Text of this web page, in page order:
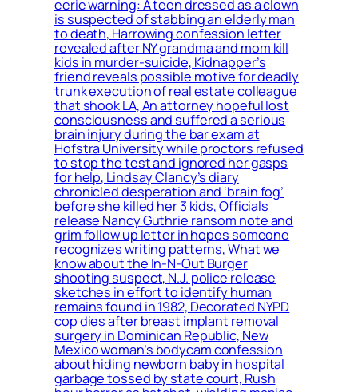
eerie warning: A teen dressed as a clown
is suspected of stabbing an elderly man
to death, Harrowing confession letter
revealed after NY grandma and mom kill
kids in murder-suicide, Kidnapper’s
friend reveals possible motive for deadly
trunk execution of real estate colleague
that shook LA, An attorney hopeful lost
consciousness and suffered a serious
brain injury during the bar exam at
Hofstra University while proctors refused
to stop the test and ignored her gasps
for help, Lindsay Clancy’s diary
chronicled desperation and ‘brain fog’
before she killed her 3 kids, Officials
release Nancy Guthrie ransom note and
grim follow up letter in hopes someone
recognizes writing patterns, What we
know about the In-N-Out Burger
shooting suspect, N.J. police release
sketches in effort to identify human
remains found in 1982, Decorated NYPD
cop dies after breast implant removal
surgery in Dominican Republic, New
Mexico woman’s bodycam confession
about hiding newborn baby in hospital
garbage tossed by state court, Rush